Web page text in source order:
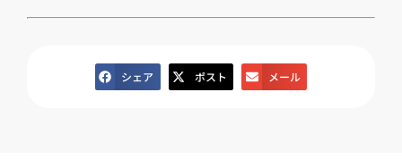
シェア ポスト メール